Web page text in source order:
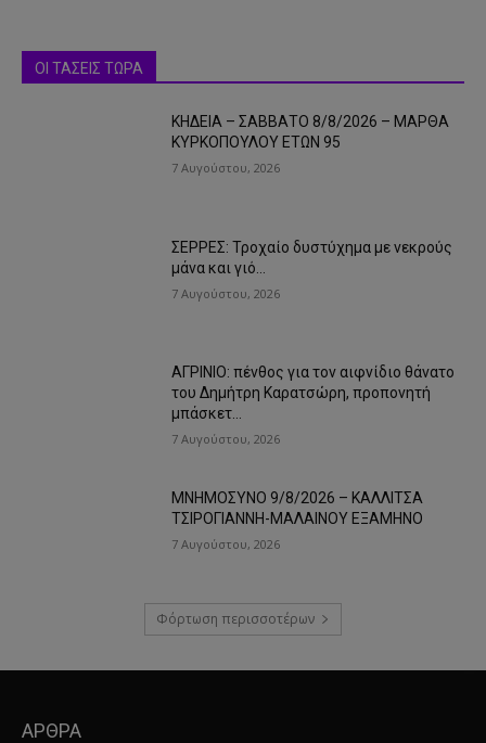
ΟΙ ΤΑΣΕΙΣ ΤΩΡΑ
ΚΗΔΕΙΑ – ΣΑΒΒΑΤΟ 8/8/2026 – ΜΑΡΘΑ
ΚΥΡΚΟΠΟΥΛΟΥ ΕΤΩΝ 95
7 Αυγούστου, 2026
ΣΕΡΡΕΣ: Τροχαίο δυστύχημα με νεκρούς
μάνα και γιό…
7 Αυγούστου, 2026
ΑΓΡΙΝΙΟ: πένθος για τον αιφνίδιο θάνατο
του Δημήτρη Καρατσώρη, προπονητή
μπάσκετ…
7 Αυγούστου, 2026
ΜΝΗΜΟΣΥΝΟ 9/8/2026 – ΚΑΛΛΙΤΣΑ
ΤΣΙΡΟΓΙΑΝΝΗ-ΜΑΛΑΙΝΟΥ ΕΞΑΜΗΝΟ
7 Αυγούστου, 2026
Φόρτωση περισσοτέρων
ΑΡΘΡΑ